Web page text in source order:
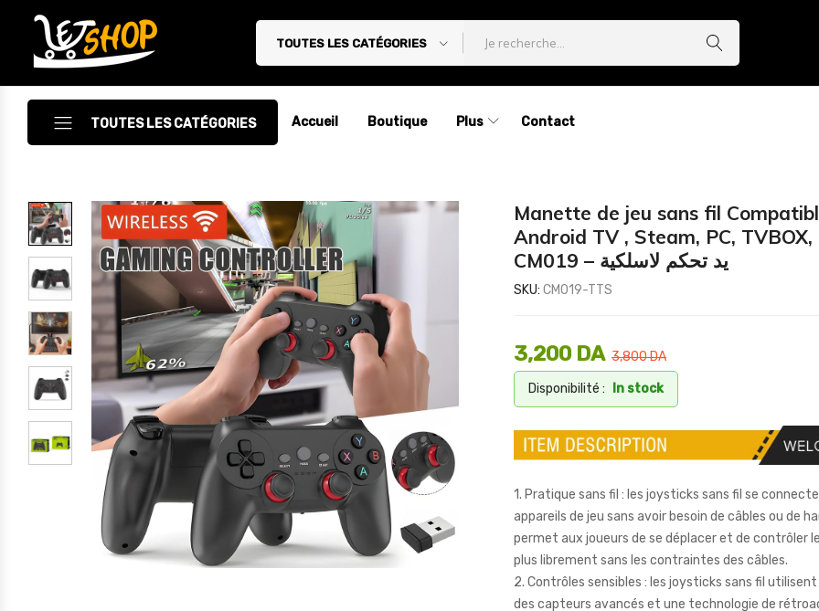
Letshop.dz
TOUTES LES CATÉGORIES
TOUTES LES CATÉGORIES
Accessoires
Accessoires Auto/Moto
Accessoires PC
Camping & Randonnée
Cuisine
Décoration
Electroménager
Électronique
Jouets
Maternité
Outillages & Bricolage
Accueil Boutique Plus Contact
Manette de jeu sans fil
Android TV , Steam, PC, TVBOX,
CM019 – يد تحكم لاسلكية
SKU: CM019-TTS
3,800DA
3,200 DA
Disponibilité : In stock
1. Pratique sans fil : les joysticks sans fil se
appareils de jeu sans avoir besoin de câbles ou de
permet aux joueurs de se déplacer et de contrôler
plus librement sans les contraintes des câbles.
2. Contrôles sensibles : les joysticks sans fil
des capteurs avancés et une technologie de